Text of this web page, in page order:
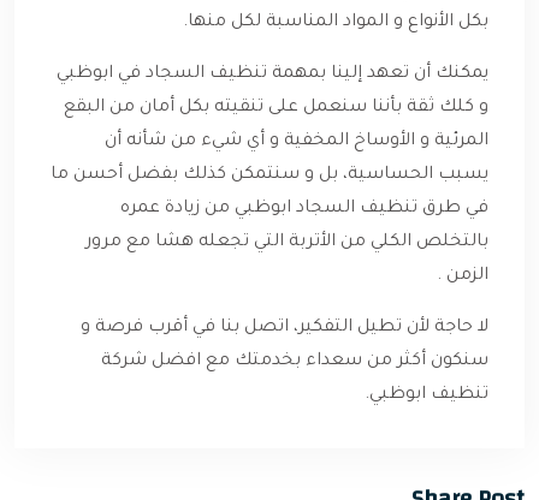
بكل الأنواع و المواد المناسبة لكل منها.
يمكنك أن تعهد إلينا بمهمة تنظيف السجاد في ابوظبي
و كلك ثقة بأننا سنعمل على تنقيته بكل أمان من البقع
المرئية و الأوساخ المخفية و أي شيء من شأنه أن
يسبب الحساسية، بل و سنتمكن كذلك بفضل أحسن ما
في طرق تنظيف السجاد ابوظبي من زيادة عمره
بالتخلص الكلي من الأتربة التي تجعله هشا مع مرور
الزمن .
لا حاجة لأن تطيل التفكير، اتصل بنا في أقرب فرصة و
سنكون أكثر من سعداء بخدمتك مع افضل شركة
تنظيف ابوظبي.